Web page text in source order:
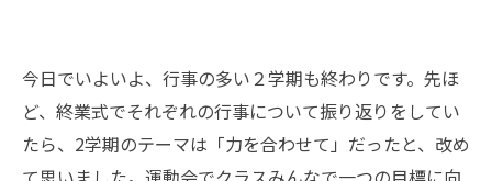
今日でいよいよ、行事の多い２学期も終わりです。先ほ
ど、終業式でそれぞれの行事について振り返りをしてい
たら、2学期のテーマは「力を合わせて」だったと、改め